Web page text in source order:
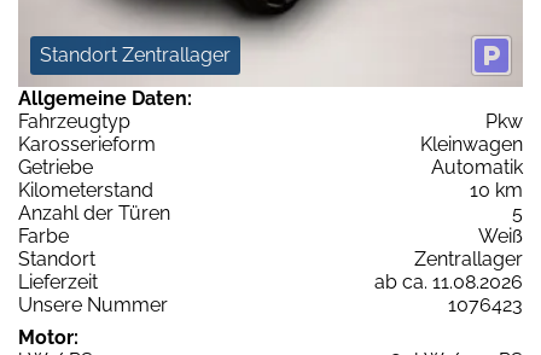
Standort Zentrallager
Allgemeine Daten:
Fahrzeugtyp
Pkw
Karosserieform
Kleinwagen
Getriebe
Automatik
Kilometerstand
10 km
Anzahl der Türen
5
Farbe
Weiß
Standort
Zentrallager
Lieferzeit
ab ca. 11.08.2026
Unsere Nummer
1076423
Motor: